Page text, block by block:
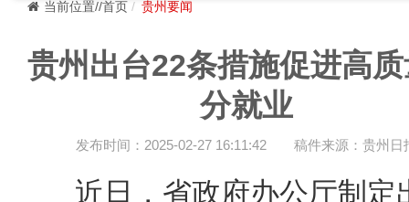
当前位置//首页 贵州要闻
贵州出台22条措施促进高
分就业
发布时间：2025-02-27 16:11:42 稿件来源：贵州日
近日，省政府办公厅制定